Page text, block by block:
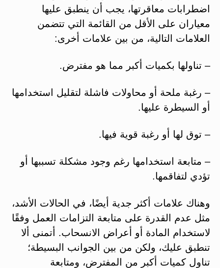
اضطرابات معاقرتها، يجب أن ينطبق عليها
معياران على الأقل من القائمة التي تتضمن
العلامات التالية، من بين علامات أخرى:
– تناولها بكميات أكبر مما هو مفترض.
– رغبة ملحة أو محاولات فاشلة لتقليل استخدامها
أو السيطرة عليها.
– توق لها أو رغبة قوية فيها.
– متابعة استخدامها رغم وجود مشكلة تسببها أو
تؤدي لتفاقمها.
وهناك علامات أكثر جدية أيضًا، في الحالات الأشد،
مثل عدم القدرة على متابعة التزامات العمل وفقًا
لاستخدام المادة أو أعراض الانسحاب. أتمنى ألا
تنطبق عليك، ولكن من بين الجوانب البسيطة؛
تناول كميات أكبر من المفترض، ومتابعة